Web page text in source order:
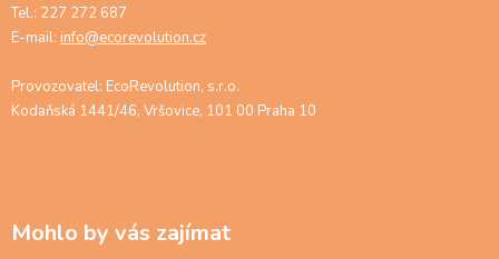
Tel.: 227 272 687
E-mail: info@ecorevolution.cz
Provozovatel: EcoRevolution, s.r.o.
Kodaňská 1441/46, Vršovice, 101 00 Praha 10
Mohlo by vás zajímat